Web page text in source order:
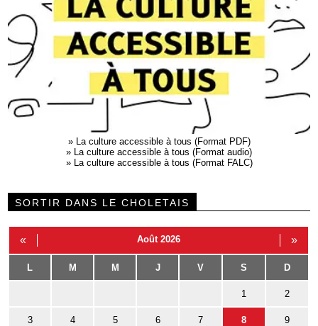
»
La culture accessible à tous (Format PDF)
»
La culture accessible à tous (Format audio)
»
La culture accessible à tous (Format FALC)
SORTIR DANS LE CHOLETAIS
« Août 2026 »
L M M J V S D
1 2
3 4 5 6 7 8 9